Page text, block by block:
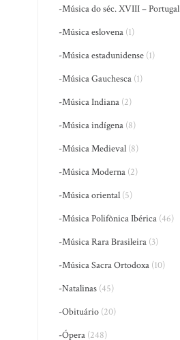
-Música do séc. XVIII – Portugal
-Música eslovena (1)
-Música estadunidense (1)
-Música Gauchesca (1)
-Música Indiana (2)
-Música indígena (8)
-Música Medieval (8)
-Música Moderna (2)
-Música oriental (5)
-Música Polifônica Ibérica (46)
-Música Rara Brasileira (3)
-Música Sacra Ortodoxa (10)
-Natalinas (45)
-Obituário (20)
-Ópera (248)